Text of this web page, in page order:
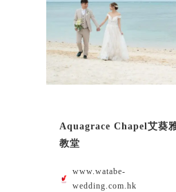
Aquagrace Chapel艾葵
教堂
www.watabe-
wedding.com.hk